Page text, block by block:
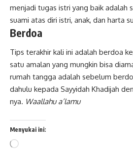
menjadi tugas istri yang baik adalah
suami atas diri istri, anak, dan harta
Berdoa
Tips terakhir kali ini adalah berdoa
satu amalan yang mungkin bisa
rumah tangga adalah sebelum
dahulu kepada Sayyidah Khadijah
nya. Waallahu a’lamu
Menyukai ini:
Memuat...